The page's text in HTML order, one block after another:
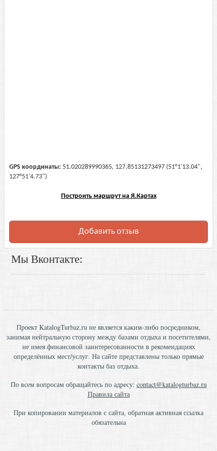
GPS координаты: 51.020289990365, 127.85131273497 (51°1'13.04",
127°51'4.73")
Построить маршрут на Я.Картах
Добавить отзыв
Мы Вконтакте:
Проект KatalogTurbaz.ru не является каким-либо посредником,
занимая нейтральную сторону между базами отдыха и посетителями,
не имея финансовой заинтересованности в рекомендациях
определённых мест/услуг. На сайте представлены только прямые
контакты баз отдыха.
По всем вопросам обращайтесь по адресу: contact@katalogturbaz.ru
Правила сайта
При копировании материалов с сайта, обратная активная ссылка
обязательна